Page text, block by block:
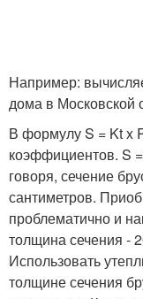
Например:
дома в Московской
В формулу S = Kt x
коэффициентов. S
говоря, сечение
сантиметров.
проблематично и
толщина сечения -
Использовать
толщине сечения